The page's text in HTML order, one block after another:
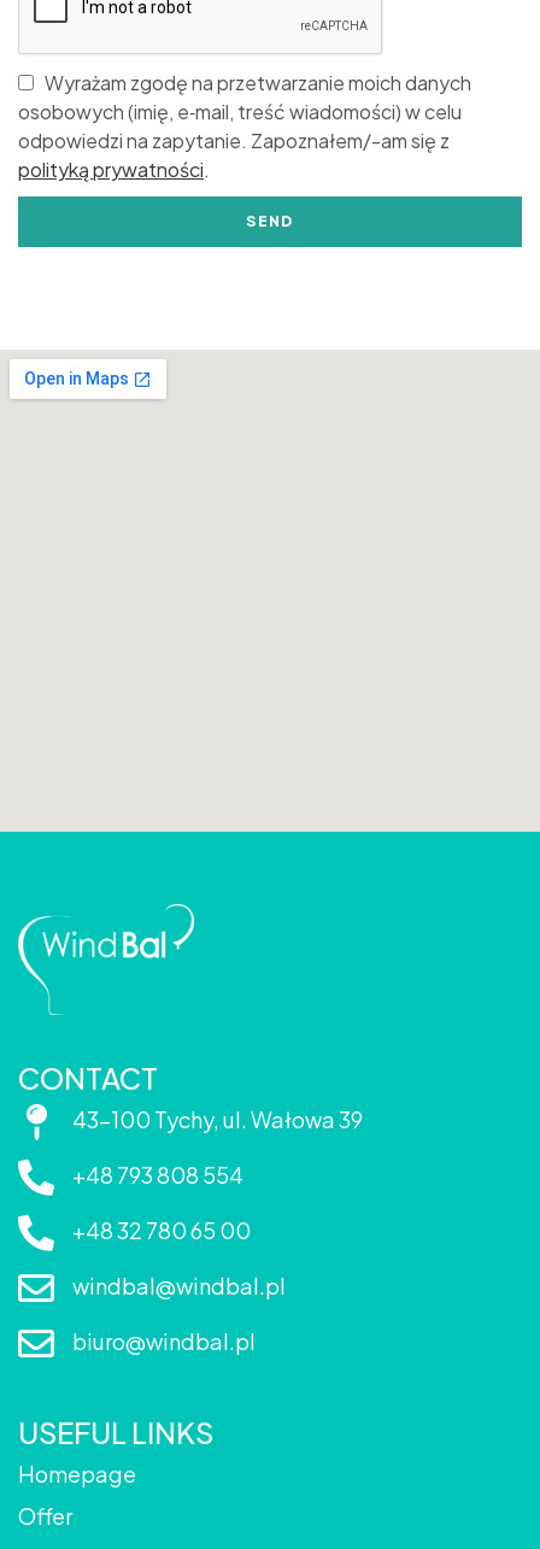
Wyrażam zgodę na przetwarzanie moich danych
osobowych (imię, e‑mail, treść wiadomości) w celu
odpowiedzi na zapytanie. Zapoznałem/-am się z
polityką prywatności.
SEND
CONTACT
43-100 Tychy, ul. Wałowa 39
+48 793 808 554
+48 32 780 65 00
windbal@windbal.pl
biuro@windbal.pl
USEFUL LINKS
Homepage
Offer